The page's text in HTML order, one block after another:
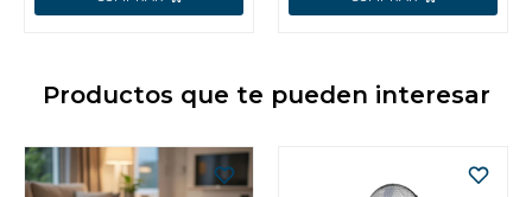
Productos que te pueden interesar